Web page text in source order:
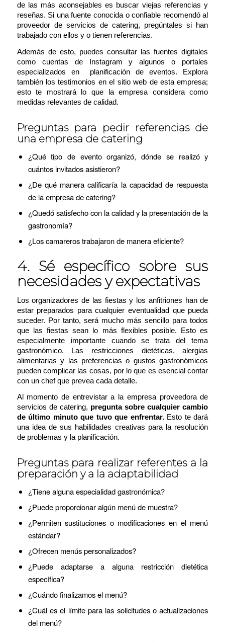
de las más aconsejables es buscar viejas referencias y
reseñas. Si una fuente conocida o confiable recomendó al
proveedor de servicios de catering, pregúntales si han
trabajado con ellos y o tienen referencias.
Además de esto, puedes consultar las fuentes digitales
como cuentas de Instagram y algunos o portales
especializados en planificación de eventos. Explora
también los testimonios en el sitio web de esta empresa;
esto te mostrará lo que la empresa considera como
medidas relevantes de calidad.
Preguntas para pedir referencias de
una empresa de catering
¿Qué tipo de evento organizó, dónde se realizó y
cuántos invitados asistieron?
¿De qué manera calificaría la capacidad de respuesta
de la empresa de catering?
¿Quedó satisfecho con la calidad y la presentación de la
gastronomía?
¿Los camareros trabajaron de manera eficiente?
4. Sé específico sobre sus
necesidades y expectativas
Los organizadores de las fiestas y los anfitriones han de
estar preparados para cualquier eventualidad que pueda
suceder. Por tanto, será mucho más sencillo para todos
que las fiestas sean lo más flexibles posible. Esto es
especialmente importante cuando se trata del tema
gastronómico. Las restricciones dietéticas, alergias
alimentarias y las preferencias o gustos gastronómicos
pueden complicar las cosas, por lo que es esencial contar
con un chef que prevea cada detalle.
Al momento de entrevistar a la empresa proveedora de
servicios de catering, pregunta sobre cualquier cambio
de último minuto que tuvo que enfrentar.Esto te dará
una idea de sus habilidades creativas para la resolución
de problemas y la planificación.
Preguntas para realizar referentes a la
preparación y a la adaptabilidad
¿Tiene alguna especialidad gastronómica?
¿Puede proporcionar algún menú de muestra?
¿Permiten sustituciones o modificaciones en el menú
estándar?
¿Ofrecen menús personalizados?
¿Puede adaptarse a alguna restricción dietética
específica?
¿Cuándo finalizamos el menú?
¿Cuál es el límite para las solicitudes o actualizaciones
del menú?